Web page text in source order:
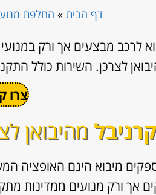
דף הבית » החלפת
לרכב מבצעים אך ורק
לצרכן. השירות כולל התקנה
צרו
מהיבואן
מיבוא הינם האופציה
אך ורק מנועים ממדינות